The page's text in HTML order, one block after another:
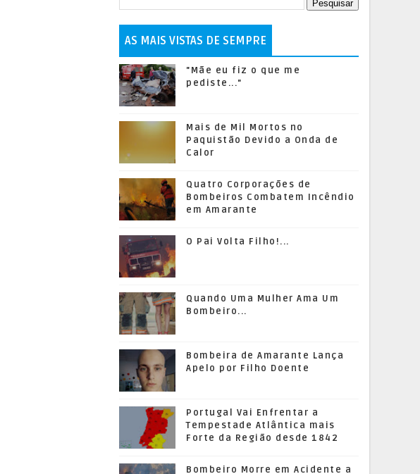
AS MAIS VISTAS DE SEMPRE
"Mãe eu fiz o que me
pediste..."
Mais de Mil Mortos no
Paquistão Devido a Onda de
Calor
Quatro Corporações de
Bombeiros Combatem Incêndio
em Amarante
O Pai Volta Filho!...
Quando Uma Mulher Ama Um
Bombeiro...
Bombeira de Amarante Lança
Apelo por Filho Doente
Portugal Vai Enfrentar a
Tempestade Atlântica mais
Forte da Região desde 1842
Bombeiro Morre em Acidente a